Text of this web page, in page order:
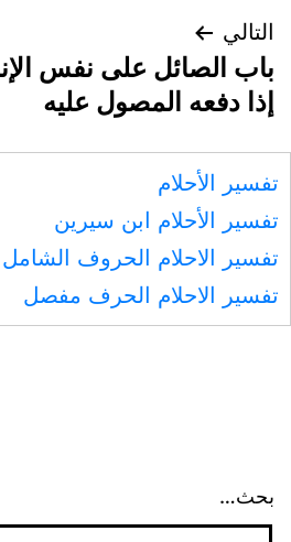
التالي
باب الصائل على نفس
إذا دفعه المصول عليه
تفسير الأحلام
تفسير الأحلام ابن سيرين
تفسير الاحلام الحروف الشامل
تفسير الاحلام الحرف مفصل
بحث…